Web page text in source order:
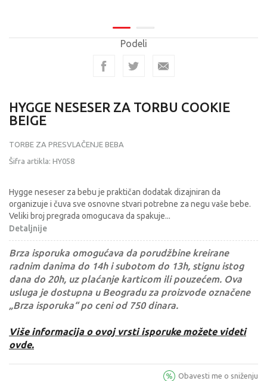
Podeli
HYGGE NESESER ZA TORBU COOKIE
BEIGE
TORBE ZA PRESVLAČENJE BEBA
Šifra artikla: HY058
Hygge neseser za bebu je praktičan dodatak dizajniran da
organizuje i čuva sve osnovne stvari potrebne za negu vaše bebe.
Veliki broj pregrada omogucava da spakuje...
Detaljnije
Brza isporuka omogućava da porudžbine kreirane
radnim danima do 14h i subotom do 13h, stignu istog
dana do 20h, uz plaćanje karticom ili pouzećem. Ova
usluga je dostupna u Beogradu za proizvode označene
„Brza isporuka“ po ceni od 750 dinara.
Više informacija o ovoj vrsti isporuke možete videti
ovde.
Obavesti me o sniženju